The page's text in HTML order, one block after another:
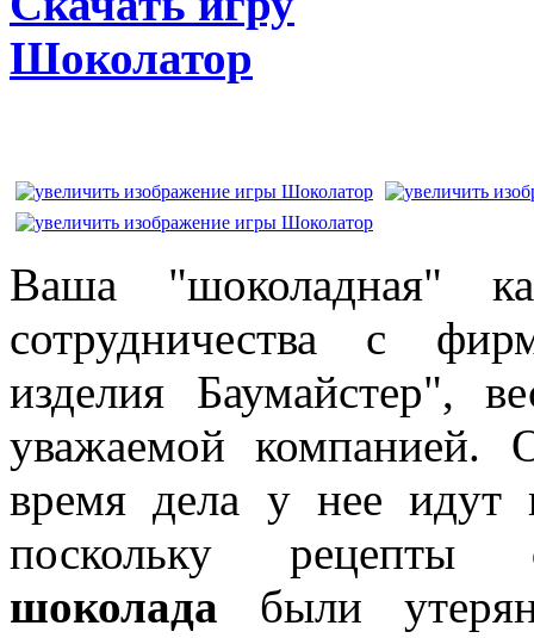
Шоколатор
Ваша "шоколадная"
сотрудничества с
изделия Баумайстер",
уважаемой компанией.
время дела у нее идут
поскольку рецепты
шоколада были